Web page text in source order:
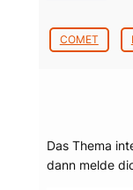
COMET
Das Thema
dann melde